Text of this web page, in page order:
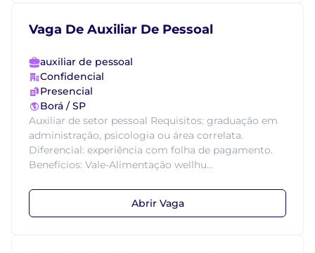
Vaga De Auxiliar De Pessoal
auxiliar de pessoal
Confidencial
Presencial
Borá / SP
Auxiliar de setor pessoal Requisitos: graduação em
administração, psicologia ou área correlata.
Diferencial: experiência com folha de pagamento.
Benefícios: Vale-Alimentação wellhu...
Abrir Vaga